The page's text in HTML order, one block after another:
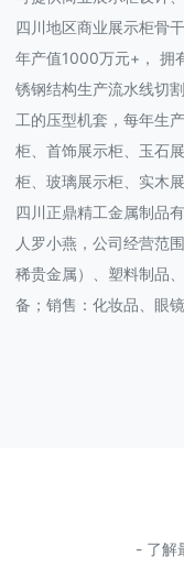
四川地区商业展示柜骨
年产值1000万元+， 拥
锈钢结构生产流水线切
工的压型机套，每年生
柜、首饰展示柜、玉石
柜、玻璃展示柜、实木
四川正鼎精工金属制品
人罗小燕，公司经营范
稀贵金属）、塑料制品
备；销售：化妆品、眼
- 了解